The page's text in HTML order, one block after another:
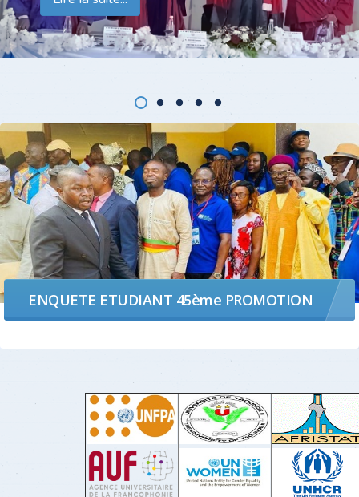
ENQUETE ETUDIANT 45ème PROMOTION